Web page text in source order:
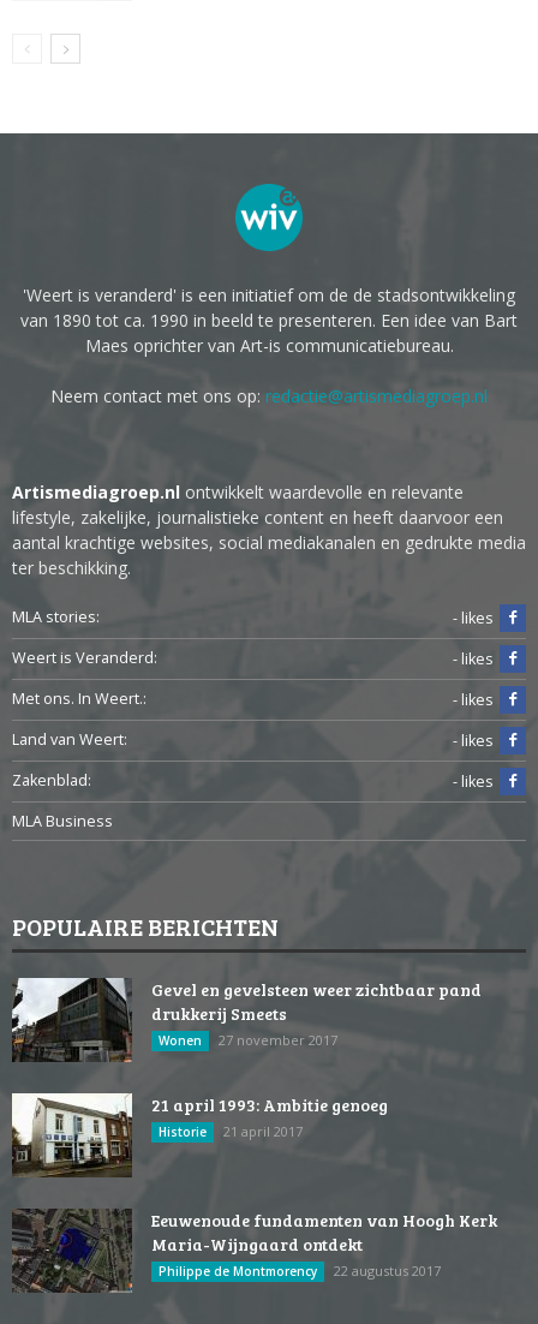
'Weert is veranderd' is een initiatief om de de stadsontwikkeling
van 1890 tot ca. 1990 in beeld te presenteren. Een idee van Bart
Maes oprichter van Art-is communicatiebureau.
Neem contact met ons op: redactie@artismediagroep.nl
Artismediagroep.nl ontwikkelt waardevolle en relevante
lifestyle, zakelijke, journalistieke content en heeft daarvoor een
aantal krachtige websites, social mediakanalen en gedrukte media
ter beschikking.
MLA stories:
- likes
Weert is Veranderd:
- likes
Met ons. In Weert.:
- likes
Land van Weert:
- likes
Zakenblad:
- likes
MLA Business
POPULAIRE BERICHTEN
Gevel en gevelsteen weer zichtbaar pand
drukkerij Smeets
Wonen 27 november 2017
21 april 1993: Ambitie genoeg
Historie 21 april 2017
Eeuwenoude fundamenten van Hoogh Kerk
Maria-Wijngaard ontdekt
Philippe de Montmorency 22 augustus 2017